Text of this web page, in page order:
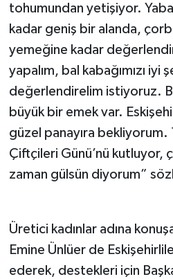
tohumundan yetişiyor.
kadar geniş bir alanda,
yemeğine kadar
yapalım, bal kabağımızı iyi
değerlendirelim istiyoruz.
büyük bir emek var.
güzel panayıra bekliyorum.
Çiftçileri Günü’nü kutluyor,
zaman gülsün diyorum”
Üretici kadınlar adına
Emine Ünlüer de
ederek, destekleri için